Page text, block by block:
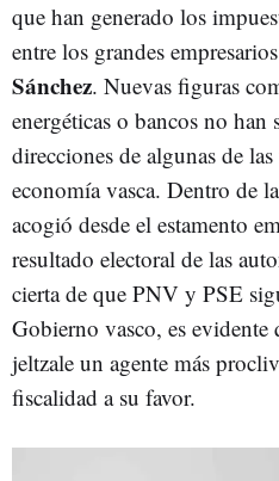
que han generado los
entre los grandes
Sánchez. Nuevas figuras
energéticas o bancos no han
direcciones de algunas de
economía vasca. Dentro de
acogió desde el estamento
resultado electoral de las
cierta de que PNV y PSE
Gobierno vasco, es evidente
jeltzale un agente más
fiscalidad a su favor.